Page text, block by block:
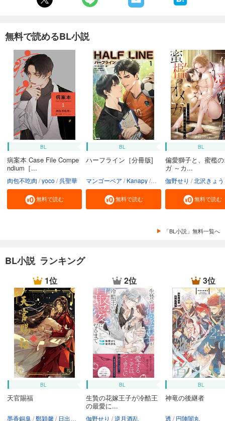
無料で読めるBL小説
BL
病案本 Case File Compe
ndium［...
肉包不吃肉 yoco 呉聖華
無料で読む
BL
ハーフライン［分冊版]
マンゴーベア Kanapy 加藤智子
無料で読む
BL
偏愛獅子と、蜜檻
ガ ～カ...
伽野せり 北沢きょう
無料で読む
「BL小説」無料一覧へ
BL小説 ランキング
1位
BL
天官賜福
墨香銅臭 鄭穎馨 日出的小太陽
2位
BL
生贄の花嫁王子が冷酷王
の最愛に...
伽野せり 逆月酒乱
3位
BL
神竜の後継者
透 円陣闇丸